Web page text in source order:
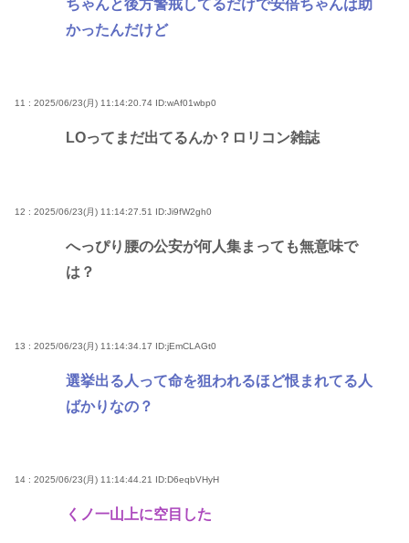
ちゃんと後方警戒してるだけで安倍ちゃんは助
かったんだけど
11 : 2025/06/23(月) 11:14:20.74 ID:wAf01wbp0
LOってまだ出てるんか？ロリコン雑誌
12 : 2025/06/23(月) 11:14:27.51 ID:Ji9fW2gh0
へっぴり腰の公安が何人集まっても無意味で
は？
13 : 2025/06/23(月) 11:14:34.17 ID:jEmCLAGt0
選挙出る人って命を狙われるほど恨まれてる人
ばかりなの？
14 : 2025/06/23(月) 11:14:44.21 ID:D6eqbVHyH
くノ一山上に空目した